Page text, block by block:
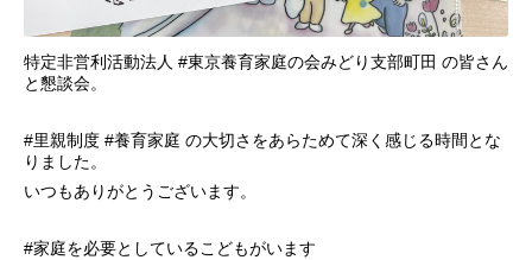
特定非営利活動法人 #東京養育家庭の会みどり支部町田 の皆さん
と懇談会。
#里親制度 #養育家庭 の大切さをあらためて深く感じる時間とな
りました。
いつもありがとうございます。
#家庭を必要としているこどもがいます